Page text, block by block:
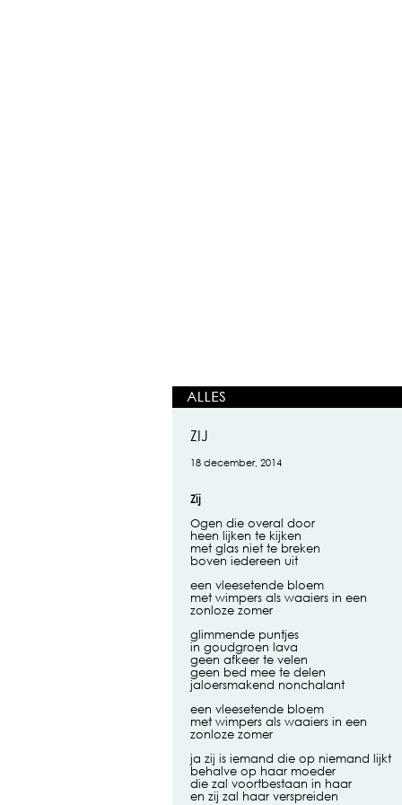
ZIJ
18 december, 2014
Zij
Ogen die overal door
heen lijken te kijken
met glas niet te breken
boven iedereen uit
een vleesetende bloem
met wimpers als waaiers in een
zonloze zomer
glimmende puntjes
in goudgroen lava
geen afkeer te velen
geen bed mee te delen
jaloersmakend nonchalant
een vleesetende bloem
met wimpers als waaiers in een
zonloze zomer
ja zij is iemand die op niemand lijkt
behalve op haar moeder
die zal voortbestaan in haar
en zij zal haar verspreiden